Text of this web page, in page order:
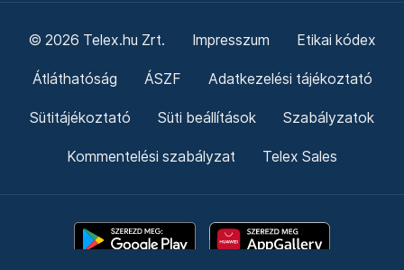
© 2026 Telex.hu Zrt. Impresszum Etikai kódex
Átláthatóság ÁSZF Adatkezelési tájékoztató
Sütitájékoztató Süti beállítások Szabályzatok
Kommentelési szabályzat Telex Sales